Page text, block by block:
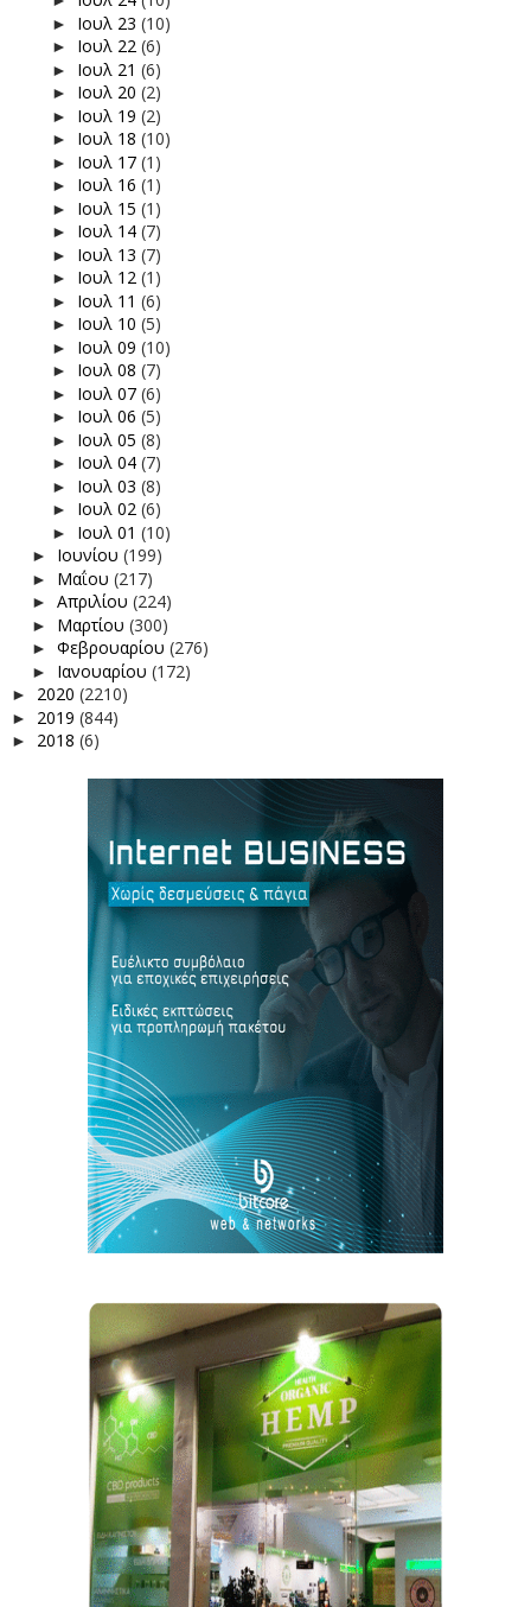
► Ιουλ 23 (10)
► Ιουλ 22 (6)
► Ιουλ 21 (6)
► Ιουλ 20 (2)
► Ιουλ 19 (2)
► Ιουλ 18 (10)
► Ιουλ 17 (1)
► Ιουλ 16 (1)
► Ιουλ 15 (1)
► Ιουλ 14 (7)
► Ιουλ 13 (7)
► Ιουλ 12 (1)
► Ιουλ 11 (6)
► Ιουλ 10 (5)
► Ιουλ 09 (10)
► Ιουλ 08 (7)
► Ιουλ 07 (6)
► Ιουλ 06 (5)
► Ιουλ 05 (8)
► Ιουλ 04 (7)
► Ιουλ 03 (8)
► Ιουλ 02 (6)
► Ιουλ 01 (10)
► Ιουνίου (199)
► Μαΐου (217)
► Απριλίου (224)
► Μαρτίου (300)
► Φεβρουαρίου (276)
► Ιανουαρίου (172)
► 2020 (2210)
► 2019 (844)
► 2018 (6)